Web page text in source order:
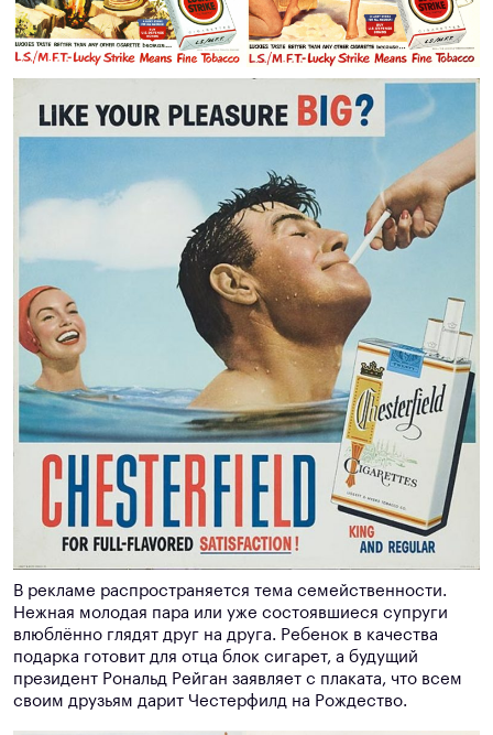
В рекламе распространяется тема семейственности.
Нежная молодая пара или уже состоявшиеся супруги
влюблённо глядят друг на друга. Ребенок в качества
подарка готовит для отца блок сигарет, а будущий
президент Рональд Рейган заявляет с плаката, что всем
своим друзьям дарит Честерфилд на Рождество.